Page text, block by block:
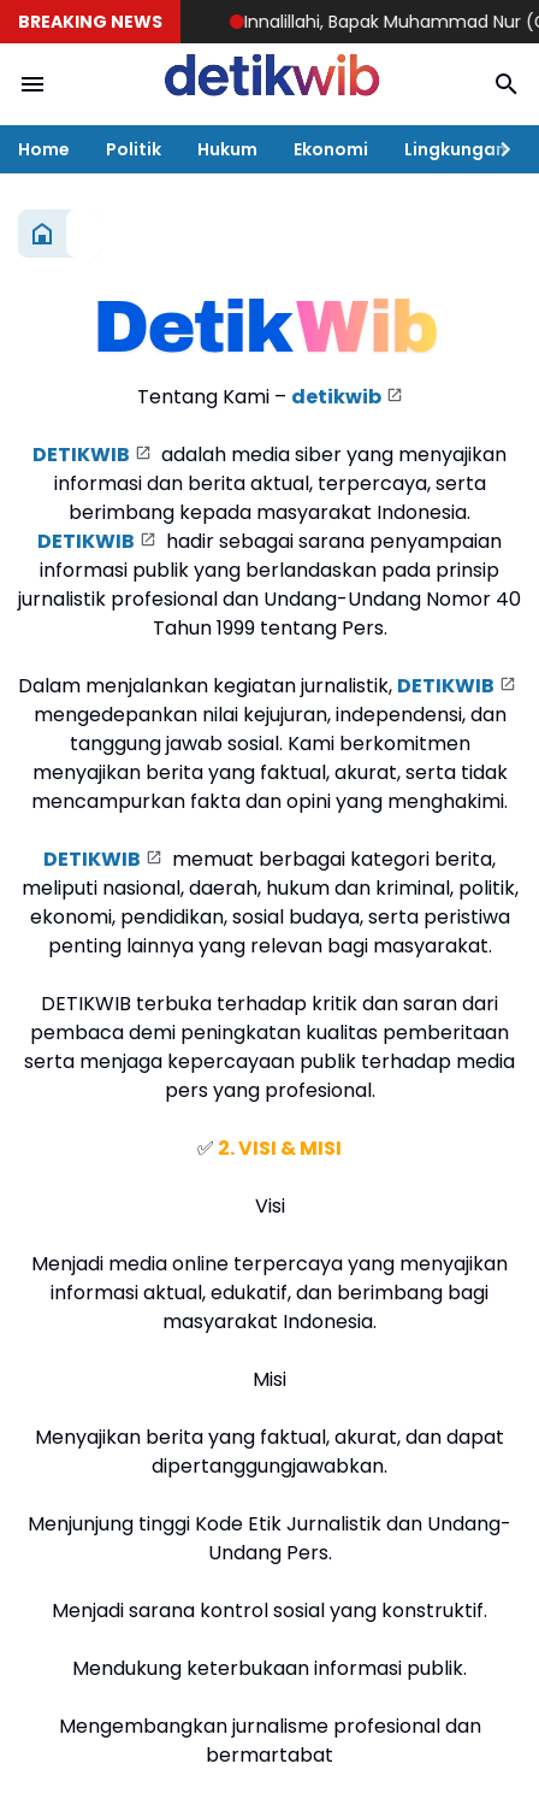
BREAKING NEWS Innalillahi, Bapak Muhammad Nur
Home Politik Hukum Ekonomi Lingkungan
Tentang Kami – detikwib
DETIKWIB
adalah media siber yang menyajikan
informasi dan berita aktual, terpercaya, serta
berimbang kepada masyarakat Indonesia.
DETIKWIB
hadir sebagai sarana penyampaian
informasi publik yang berlandaskan pada prinsip
jurnalistik profesional dan Undang-Undang Nomor 40
Tahun 1999 tentang Pers.
Dalam menjalankan kegiatan jurnalistik, DETIKWIB
mengedepankan nilai kejujuran, independensi, dan
tanggung jawab sosial. Kami berkomitmen
menyajikan berita yang faktual, akurat, serta tidak
mencampurkan fakta dan opini yang menghakimi.
DETIKWIB
memuat berbagai kategori berita,
meliputi nasional, daerah, hukum dan kriminal, politik,
ekonomi, pendidikan, sosial budaya, serta peristiwa
penting lainnya yang relevan bagi masyarakat.
DETIKWIB terbuka terhadap kritik dan saran dari
pembaca demi peningkatan kualitas pemberitaan
serta menjaga kepercayaan publik terhadap media
pers yang profesional.
✅ 2. VISI & MISI
Visi
Menjadi media online terpercaya yang menyajikan
informasi aktual, edukatif, dan berimbang bagi
masyarakat Indonesia.
Misi
Menyajikan berita yang faktual, akurat, dan dapat
dipertanggungjawabkan.
Menjunjung tinggi Kode Etik Jurnalistik dan Undang-
Undang Pers.
Menjadi sarana kontrol sosial yang konstruktif.
Mendukung keterbukaan informasi publik.
Mengembangkan jurnalisme profesional dan
bermartabat